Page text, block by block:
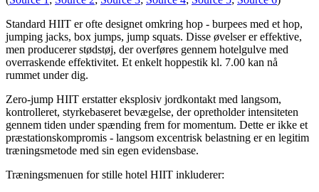
Standard HIIT er ofte designet omkring hop - burpees med et hop,
jumping jacks, box jumps, jump squats. Disse øvelser er effektive,
men producerer stødstøj, der overføres gennem hotelgulve med
overraskende effektivitet. Et enkelt hoppestik kl. 7.00 kan nå
rummet under dig.
Zero-jump HIIT erstatter eksplosiv jordkontakt med langsom,
kontrolleret, styrkebaseret bevægelse, der opretholder intensiteten
gennem tiden under spænding frem for momentum. Dette er ikke et
præstationskompromis - langsom excentrisk belastning er en legitim
træningsmetode med sin egen evidensbase.
Træningsmenuen for stille hotel HIIT inkluderer: